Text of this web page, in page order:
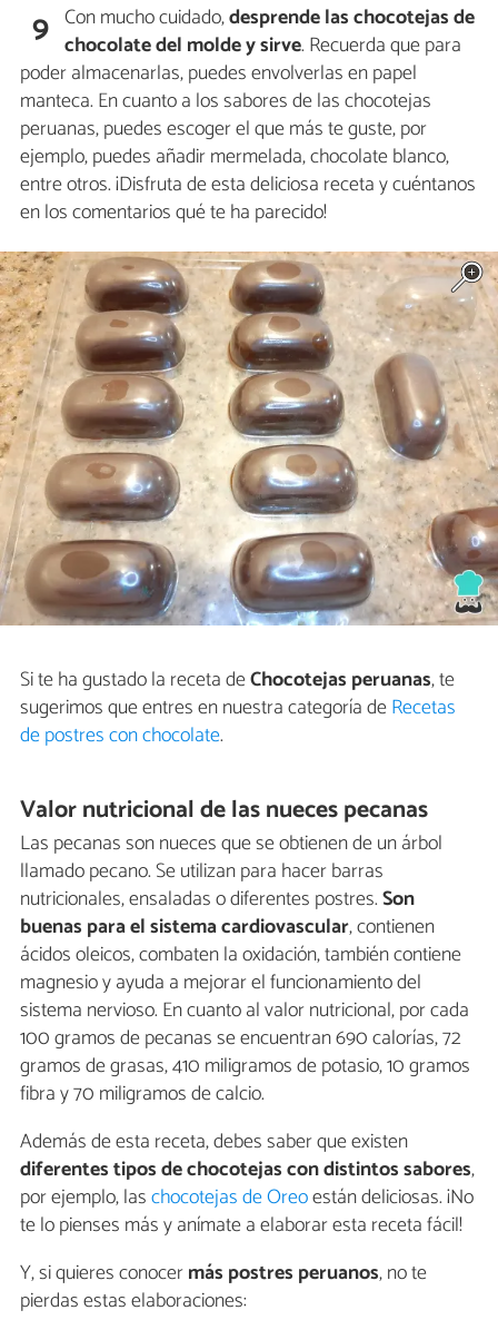
9 Con mucho cuidado,desprende las chocotejas de
chocolate del molde y sirve. Recuerda que para
poder almacenarlas, puedes envolverlas en papel
manteca. En cuanto a los sabores de las chocotejas
peruanas, puedes escoger el que más te guste, por
ejemplo, puedes añadir mermelada, chocolate blanco,
entre otros. ¡Disfruta de esta deliciosa receta y cuéntanos
en los comentarios qué te ha parecido!
Si te ha gustado la receta deChocotejas peruanas, te
sugerimos que entres en nuestra categoría deRecetas
de postres con chocolate.
Valor nutricional de las nueces pecanas
Las pecanas son nueces que se obtienen de un árbol
llamado pecano. Se utilizan para hacer barras
nutricionales, ensaladas o diferentes postres.Son
buenas para el sistema cardiovascular, contienen
ácidos oleicos, combaten la oxidación, también contiene
magnesio y ayuda a mejorar el funcionamiento del
sistema nervioso. En cuanto al valor nutricional, por cada
100 gramos de pecanas se encuentran 690 calorías, 72
gramos de grasas, 410 miligramos de potasio, 10 gramos
fibra y 70 miligramos de calcio.
Además de esta receta, debes saber que existen
diferentes tipos de chocotejas con distintos sabores,
por ejemplo, laschocotejas de Oreoestán deliciosas. ¡No
te lo pienses más y anímate a elaborar esta receta fácil!
Y, si quieres conocermás postres peruanos, no te
pierdas estas elaboraciones: